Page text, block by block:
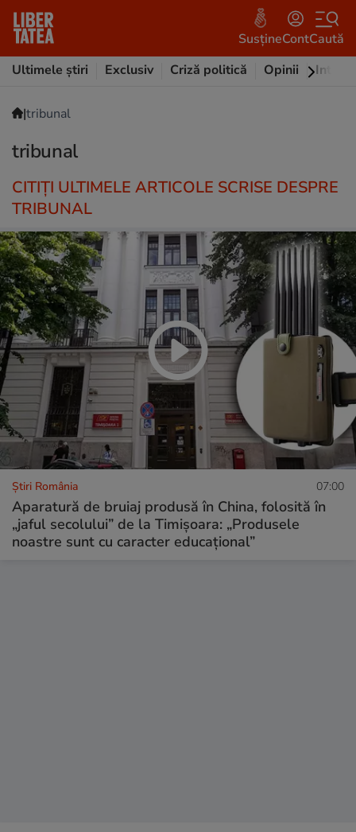
SusțineContCaută
Ultimele știri
Exclusiv Criză politică Opinii
|tribunal
tribunal
CITIȚI ULTIMELE ARTICOLE SCRISE DESPRE
TRIBUNAL
Știri România 07:00
Aparatură de bruiaj produsă în China, folosită în
„jaful secolului” de la Timișoara: „Produsele
noastre sunt cu caracter educațional”